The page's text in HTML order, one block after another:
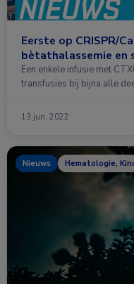
Eerste op CRISPR/
bètathalassemie en
Een enkele infusie met
transfusies bij bijna alle
13 jun. 2022
Nieuws Hematologie,